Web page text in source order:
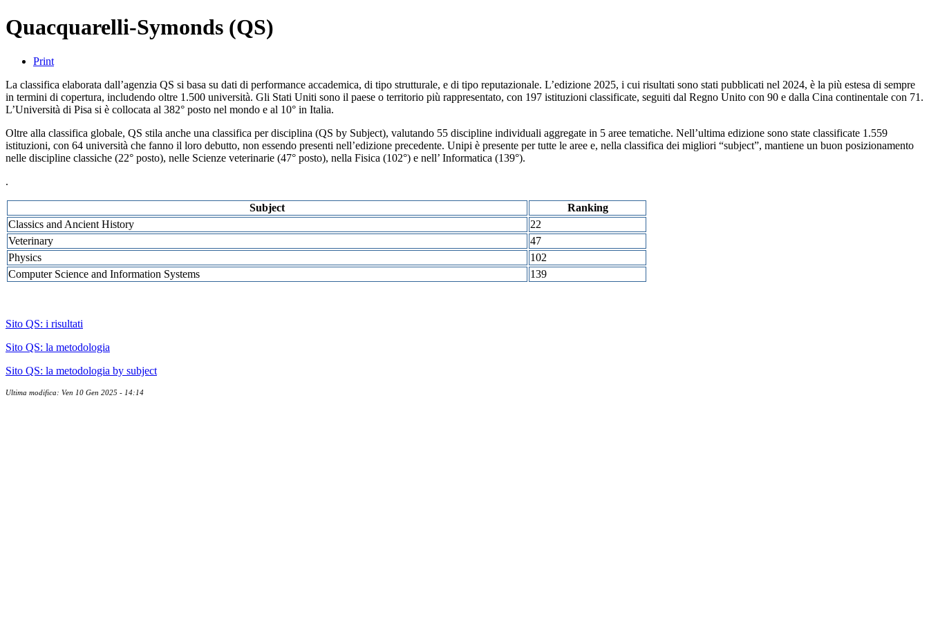
Quacquarelli-Symonds (QS)
Print
La classifica elaborata dall’agenzia QS si basa su dati di performance accademica, di tipo strutturale, e di tipo reputazionale. L’edizione 2025, i cui risultati sono stati pubblicati nel 2024, è la più estesa di sempre
in termini di copertura, includendo oltre 1.500 università. Gli Stati Uniti sono il paese o territorio più rappresentato, con 197 istituzioni classificate, seguiti dal Regno Unito con 90 e dalla Cina continentale con 71.
L’Università di Pisa si è collocata al 382° posto nel mondo e al 10° in Italia.
Oltre alla classifica globale, QS stila anche una classifica per disciplina (QS by Subject), valutando 55 discipline individuali aggregate in 5 aree tematiche. Nell’ultima edizione sono state classificate 1.559
istituzioni, con 64 università che fanno il loro debutto, non essendo presenti nell’edizione precedente. Unipi è presente per tutte le aree e, nella classifica dei migliori “subject”, mantiene un buon posizionamento
nelle discipline classiche (22° posto), nelle Scienze veterinarie (47° posto), nella Fisica (102°) e nell’ Informatica (139°).
.
Subject
Ranking
Classics and Ancient History
22
Veterinary
47
Physics
102
Computer Science and Information Systems
139
Sito QS: i risultati
Sito QS: la metodologia
Sito QS: la metodologia by subject
Ultima modifica: Ven 10 Gen 2025 - 14:14